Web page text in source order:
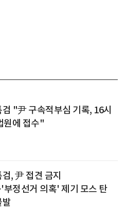
검 "尹 구속적부심 기록, 16시
원에 접수"
, 尹 접견 금지
정선거 의혹' 제기 모스 탄
발